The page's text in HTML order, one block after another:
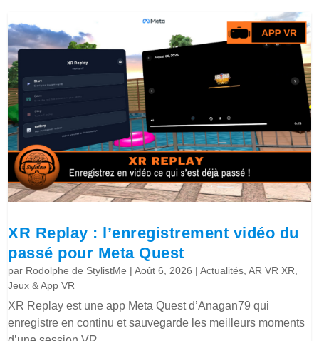
XR Replay : l’enregistrement vidéo du
passé pour Meta Quest
par Rodolphe de StylistMe |Août 6, 2026 |Actualités ,AR VR XR
Jeux & App VR
XR Replay est une app Meta Quest d’Anagan79 qui
enregistre en continu et sauvegarde les meilleurs moments